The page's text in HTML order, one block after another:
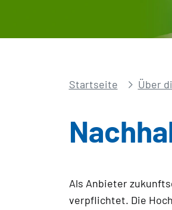
Startseite Über
Als Anbieter
verpflichtet. Die